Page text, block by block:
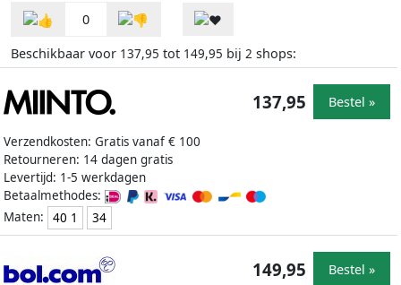
0
Beschikbaar voor 137,95 tot 149,95 bij 2 shops:
Verzendkosten: Gratis vanaf € 100
Retourneren: 14 dagen gratis
Levertijd: 1-5 werkdagen
Betaalmethodes:
Maten:
40 1 34
137,95 Bestel »
149,95 Bestel »